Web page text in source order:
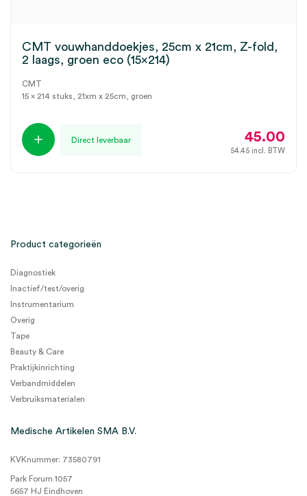
CMT vouwhanddoekjes, 25cm x 21cm, Z-fold,
2 laags, groen eco (15×214)
CMT
15 x 214 stuks, 21xm x 25cm, groen
Direct leverbaar 45.00
54.45 incl. BTW
Product categorieën
Diagnostiek
Inactief/test/overig
Instrumentarium
Overig
Tape
Beauty & Care
Praktijkinrichting
Verbandmiddelen
Verbruiksmaterialen
Medische Artikelen SMA B.V.
KVKnummer: 73580791
Park Forum 1057
5657 HJ Eindhoven